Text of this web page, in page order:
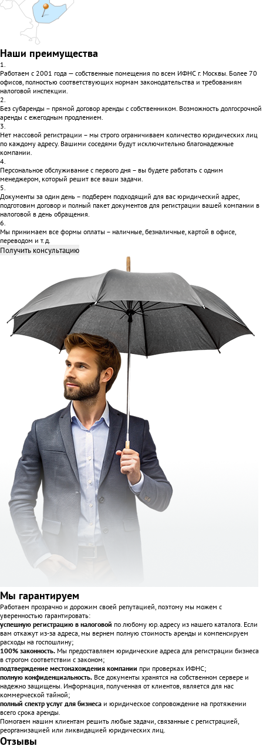
Наши преимущества
1.
Работаем с 2001 года — собственные помещения по всем ИФНС г. Москвы. Более 70
офисов, полностью соответствующих нормам законодательства и требованиям
налоговой инспекции.
2.
Без субаренды – прямой договор аренды с собственником. Возможность долгосрочной
аренды с ежегодным продлением.
3.
Нет массовой регистрации – мы строго ограничиваем количество юридических лиц
по каждому адресу. Вашими соседями будут исключительно благонадежные
компании.
4.
Персональное обслуживание с первого дня – вы будете работать с одним
менеджером, который решит все ваши задачи.
5.
Документы за один день – подберем подходящий для вас юридический адрес,
подготовим договор и полный пакет документов для регистрации вашей компании в
налоговой в день обращения.
6.
Мы принимаем все формы оплаты – наличные, безналичные, картой в офисе,
переводом и т.д.
Получить консультацию
Мы гарантируем
Работаем прозрачно и дорожим своей репутацией, поэтому мы можем с
уверенностью гарантировать:
успешную регистрацию в налоговой по любому юр.адресу из нашего каталога. Если
вам откажут из-за адреса, мы вернем полную стоимость аренды и компенсируем
расходы на госпошлину;
100% законность. Мы предоставляем юридические адреса для регистрации бизнеса
в строгом соответствии с законом;
подтверждение местонахождения компании при проверках ИФНС;
полную конфиденциальность. Все документы хранятся на собственном сервере и
надежно защищены. Информация, полученная от клиентов, является для нас
коммерческой тайной;
полный спектр услуг для бизнеса и юридическое сопровождение на протяжении
всего срока аренды.
Помогаем нашим клиентам решить любые задачи, связанные с регистрацией,
реорганизацией или ликвидацией юридических лиц.
Отзывы